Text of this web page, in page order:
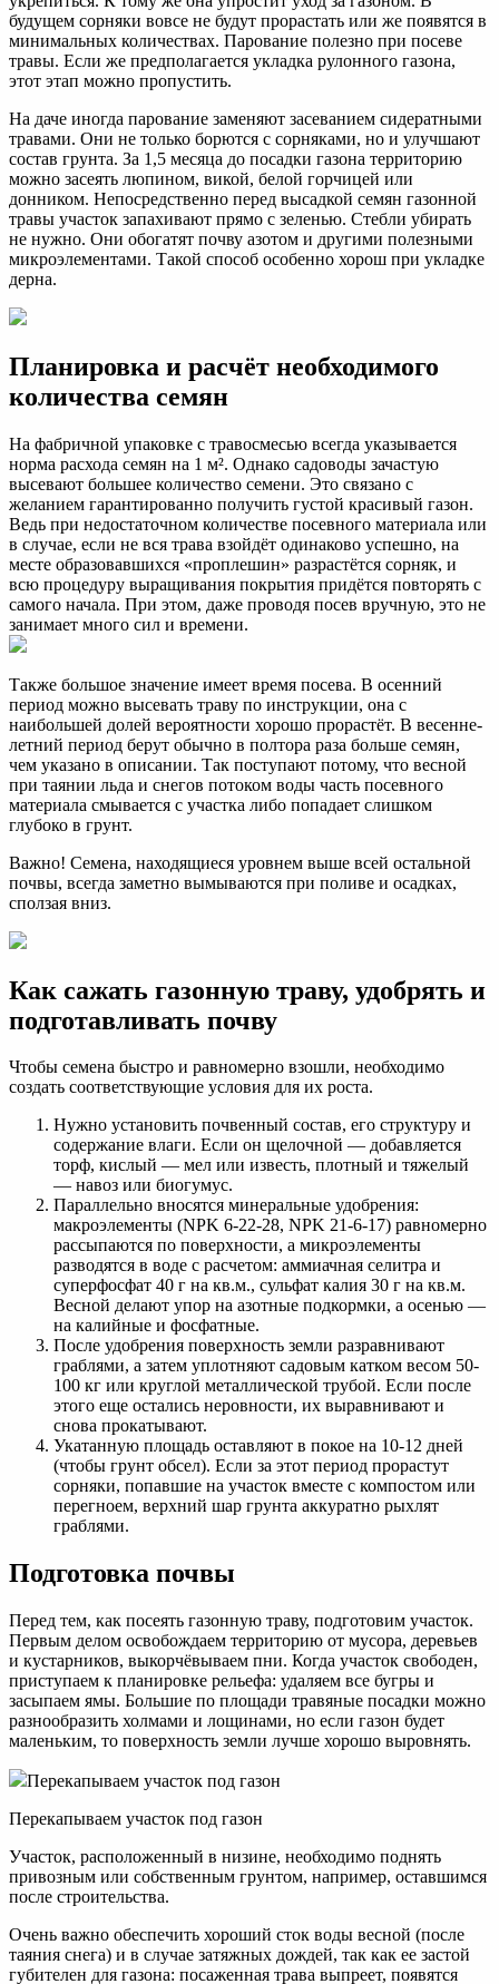
будущем сорняки вовсе не будут прорастать или же появятся в
минимальных количествах. Парование полезно при посеве
травы. Если же предполагается укладка рулонного газона,
этот этап можно пропустить.
На даче иногда парование заменяют засеванием сидератными
травами. Они не только борются с сорняками, но и улучшают
состав грунта. За 1,5 месяца до посадки газона территорию
можно засеять люпином, викой, белой горчицей или
донником. Непосредственно перед высадкой семян газонной
травы участок запахивают прямо с зеленью. Стебли убирать
не нужно. Они обогатят почву азотом и другими полезными
микроэлементами. Такой способ особенно хорош при укладке
дерна.
Планировка и расчёт необходимого
количества семян
На фабричной упаковке с травосмесью всегда указывается
норма расхода семян на 1 м². Однако садоводы зачастую
высевают большее количество семени. Это связано с
желанием гарантированно получить густой красивый газон.
Ведь при недостаточном количестве посевного материала или
в случае, если не вся трава взойдёт одинаково успешно, на
месте образовавшихся «проплешин» разрастётся сорняк, и
всю процедуру выращивания покрытия придётся повторять с
самого начала. При этом, даже проводя посев вручную, это не
занимает много сил и времени.
Также большое значение имеет время посева. В осенний
период можно высевать траву по инструкции, она с
наибольшей долей вероятности хорошо прорастёт. В весенне-
летний период берут обычно в полтора раза больше семян,
чем указано в описании. Так поступают потому, что весной
при таянии льда и снегов потоком воды часть посевного
материала смывается с участка либо попадает слишком
глубоко в грунт.
Важно! Семена, находящиеся уровнем выше всей остальной
почвы, всегда заметно вымываются при поливе и осадках,
сползая вниз.
Как сажать газонную траву, удобрять и
подготавливать почву
Чтобы семена быстро и равномерно взошли, необходимо
создать соответствующие условия для их роста.
Нужно установить почвенный состав, его структуру и
содержание влаги. Если он щелочной — добавляется
торф, кислый — мел или известь, плотный и тяжелый
— навоз или биогумус.
Параллельно вносятся минеральные удобрения:
макроэлементы (NPK 6-22-28, NPK 21-6-17) равномерно
рассыпаются по поверхности, а микроэлементы
разводятся в воде с расчетом: аммиачная селитра и
суперфосфат 40 г на кв.м., сульфат калия 30 г на кв.м.
Весной делают упор на азотные подкормки, а осенью —
на калийные и фосфатные.
После удобрения поверхность земли разравнивают
граблями, а затем уплотняют садовым катком весом 50-
100 кг или круглой металлической трубой. Если после
этого еще остались неровности, их выравнивают и
снова прокатывают.
Укатанную площадь оставляют в покое на 10-12 дней
(чтобы грунт обсел). Если за этот период прорастут
сорняки, попавшие на участок вместе с компостом или
перегноем, верхний шар грунта аккуратно рыхлят
граблями.
Подготовка почвы
Перед тем, как посеять газонную траву, подготовим участок.
Первым делом освобождаем территорию от мусора, деревьев
и кустарников, выкорчёвываем пни. Когда участок свободен,
приступаем к планировке рельефа: удаляем все бугры и
засыпаем ямы. Большие по площади травяные посадки можно
разнообразить холмами и лощинами, но если газон будет
маленьким, то поверхность земли лучше хорошо выровнять.
Перекапываем участок под газон
Перекапываем участок под газон
Участок, расположенный в низине, необходимо поднять
привозным или собственным грунтом, например, оставшимся
после строительства.
Очень важно обеспечить хороший сток воды весной (после
таяния снега) и в случае затяжных дождей, так как ее застой
губителен для газона: посаженная трава выпреет, появятся